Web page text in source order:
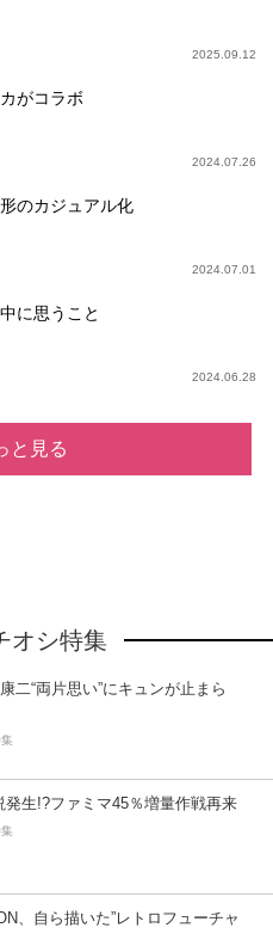
2025.09.12
がコラボ
2024.07.26
のカジュアル化
2024.07.01
に思うこと
2024.06.28
と見る
オシ特集
二“両片思い”にキュンが止まら
発生!?ファミマ45％増量作戦再来
、自ら描いた”レトロフューチャ